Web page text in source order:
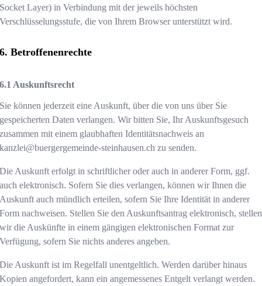
Socket Layer) in Verbindung mit der jeweils höchsten
Verschlüsselungsstufe, die von Ihrem Browser unterstützt wird.
Betroffenenrechte
Auskunftsrecht
Sie können jederzeit eine Auskunft, über die von uns über Sie
gespeicherten Daten verlangen. Wir bitten Sie, Ihr Auskunftsgesuch
zusammen mit einem glaubhaften Identitätsnachweis an
kanzlei@buergergemeinde-steinhausen.ch zu senden.
Die Auskunft erfolgt in schriftlicher oder auch in anderer Form, ggf.
auch elektronisch. Sofern Sie dies verlangen, können wir Ihnen die
Auskunft auch mündlich erteilen, sofern Sie Ihre Identität in anderer
Form nachweisen. Stellen Sie den Auskunftsantrag elektronisch, stellen
wir die Auskünfte in einem gängigen elektronischen Format zur
Verfügung, sofern Sie nichts anderes angeben.
Die Auskunft ist im Regelfall unentgeltlich. Werden darüber hinaus
Kopien angefordert, kann ein angemessenes Entgelt verlangt werden.